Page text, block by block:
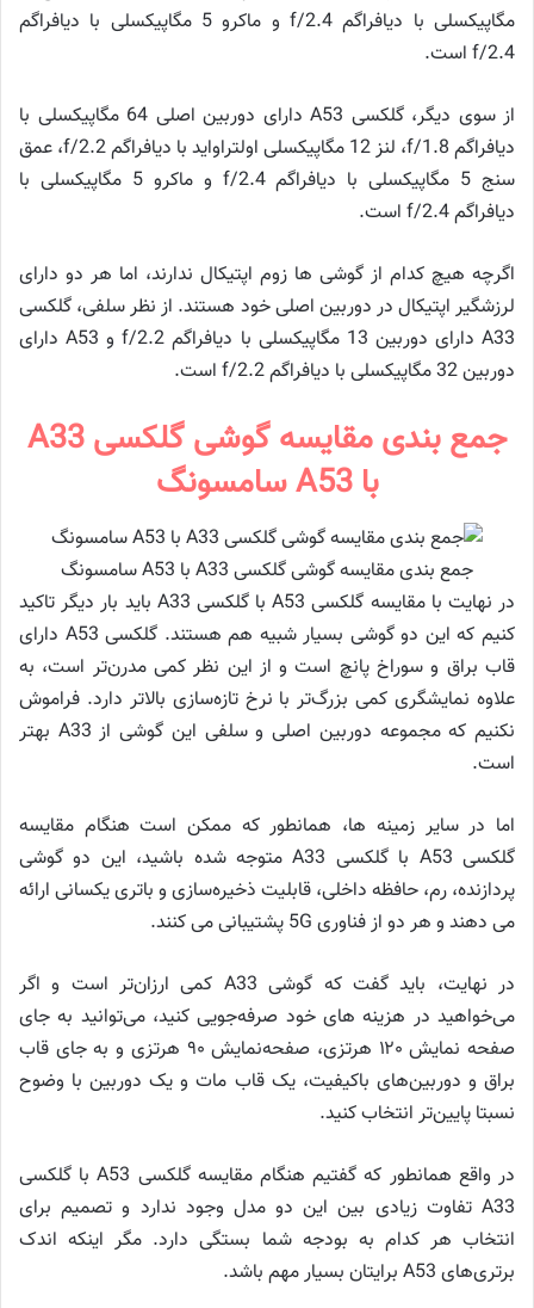
مگاپیکسلی با دیافراگم f/2.4 و ماکرو 5 مگاپیکسلی با دیافراگم
f/2.4‌ است.
از سوی دیگر، گلکسی A53 دارای دوربین اصلی 64 مگاپیکسلی با
دیافراگم f/1.8، لنز 12 مگاپیکسلی اولتراواید با دیافراگم f/2.2، عمق
سنج 5 مگاپیکسلی با دیافراگم f/2.4 و ماکرو 5 مگاپیکسلی با
دیافراگم f/2.4 است.
اگرچه هیچ کدام از گوشی ها زوم اپتیکال ندارند، اما هر دو دارای
لرزشگیر اپتیکال در دوربین اصلی خود هستند. از نظر سلفی، گلکسی
A33 دارای دوربین 13 مگاپیکسلی با دیافراگم f/2.2 و A53 ​​دارای
دوربین 32 مگاپیکسلی با دیافراگم f/2.2 است.
جمع بندی مقایسه گوشی گلکسی A33
با A53 سامسونگ
جمع بندی مقایسه گوشی گلکسی A33 با A53 سامسونگ
در نهایت با مقایسه گلکسی A53 با گلکسی A33 باید بار دیگر تاکید
کنیم که این دو گوشی بسیار شبیه هم هستند. گلکسی A53 دارای
قاب براق و سوراخ پانچ است و از این نظر کمی مدرن‌تر است، به
علاوه نمایشگری کمی بزرگ‌تر با نرخ تازه‌سازی بالاتر دارد. فراموش
نکنیم که مجموعه دوربین اصلی و سلفی این گوشی از A33 بهتر
است.
اما در سایر زمینه ها، همانطور که ممکن است هنگام مقایسه
گلکسی A53 با گلکسی A33 متوجه شده باشید، این دو گوشی
پردازنده، رم، حافظه داخلی، قابلیت ذخیره‌سازی و باتری یکسانی ارائه
می دهند و هر دو از فناوری 5G پشتیبانی می کنند.
در نهایت، باید گفت که گوشی A33 کمی ارزان‌تر است و اگر
می‌خواهید در هزینه های خود صرفه‌جویی کنید، می‌توانید به جای
صفحه نمایش ۱۲۰ هرتزی، صفحه‌نمایش ۹۰ هرتزی و به جای قاب
براق و دوربین‌های باکیفیت، یک قاب مات و یک دوربین با وضوح
نسبتا پایین‌تر انتخاب کنید.
در واقع همانطور که گفتیم هنگام مقایسه گلکسی A53 با گلکسی
A33 تفاوت زیادی بین این دو مدل وجود ندارد و تصمیم برای
انتخاب هر کدام به بودجه شما بستگی دارد. مگر اینکه اندک
برتری‌های A53 برایتان بسیار مهم باشد.